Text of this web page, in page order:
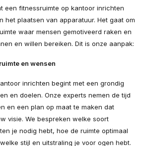
een fitnessruimte op kantoor inrichten
het plaatsen van apparatuur. Het gaat om
waar mensen gemotiveerd raken en
en willen bereiken. Dit is onze aanpak:
en wensen
inrichten begint met een grondig
en doelen. Onze experts nemen de tijd
en een plan op maat te maken dat
visie. We bespreken welke soort
je nodig hebt, hoe de ruimte optimaal
stijl en uitstraling je voor ogen hebt.